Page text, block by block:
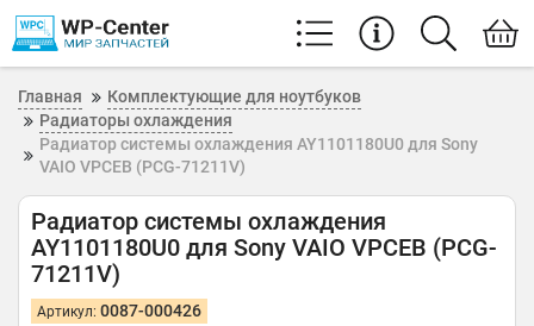
Главная
Комплектующие для ноутбуков
Радиаторы охлаждения
Радиатор системы охлаждения AY1101180U0 для Sony
VAIO VPCEB (PCG-71211V)
Радиатор системы охлаждения
AY1101180U0 для Sony VAIO VPCEB (PCG-
71211V)
Артикул: 0087-000426